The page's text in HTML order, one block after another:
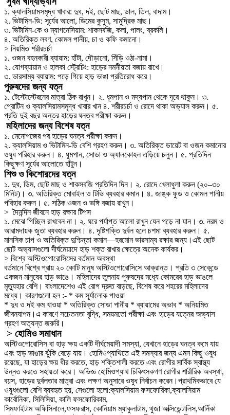
১. ক্যালসিয়ামসমৃদ্ধ খাবার: দুধ, দই, ছোট মাছ, ডাল, তিল, বাদাম।
২. ভিটামিন-ডি: সূর্যের আলো, ডিমের কুসুম, সামুদ্রিক মাছ।
৩. ভিটামিন-কে ও ম্যাগনেসিয়াম: শাকসবজি, কলা, পালং, ব্রকলি।
৪. অতিরিক্ত লবণ, কোমল পানীয়, চা ও কফি কমানো।
> নিয়মিত শরীরচর্চা
১. ওজন বহনকারী ব্যায়াম: হাঁটা, দৌড়ানো, সিঁড়ি ওঠা-নামা।
২. যোগব্যায়াম ও হালকা স্ট্রেচিং: হাড়ের নমনীয়তা বজায় রাখে।
৩. ভারসাম্য ব্যায়াম: পড়ে গিয়ে হাড় ভাঙা প্রতিরোধ করে।
পুরুষদের জন্য যত্ন
১. টেস্টোস্টেরনের মাত্রা ঠিক রাখুন। ২. ধূমপান ও মদ্যপান থেকে দূরে থাকুন। ৩.
প্রোটিন ও ক্যালসিয়ামসমৃদ্ধ খাবার খান ৪. শরীরচর্চা ও রোদে থাকা অভ্যাস করুন। ৫.
প্রতি দুই বছর অন্তর হাড়ের ঘনত্ব পরীক্ষা করুন।
মহিলাদের জন্য বিশেষ যত্ন
১. মেনোপজের পর হাড়ের ঘনত্ব পরীক্ষা করুন।
২. ক্যালসিয়াম ও ভিটামিন-ডি বেশি গ্রহণ করুন। ৩. অতিরিক্ত ডায়েট বা ওজন কমানোর
ওষুধ পরিহার করুন। ৪. ধূমপান, সোডা ও অ্যালকোহল এড়িয়ে চলুন। ৫. প্রতিদিন
কিছুক্ষণ সূর্যের আলোতে হাঁটুন।
শিশু ও কিশোরদের যত্ন
১. দুধ, ডিম, ছোট মাছ ও শাকসবজি প্রতিদিন দিন। ২. রোদে খেলাধুলা করুন (২০–৩০
মিনিট)। ৩. অতিরিক্ত মোবাইল ও টিভি ব্যবহার কমান। ৪. জাঙ্ক ফুড ও কোমল পানীয়
পরিহার করুন। ৫. সঠিক ওজন ও ভঙ্গি বজায় রাখুন।
> দৈনন্দিন জীবনে হাড় রক্ষার টিপস
১. মেঝে পিচ্ছিল রাখবেন না। ২. ঘরে পর্যাপ্ত আলো রাখুন যেন পড়ে না যান। ৩. নরম ও
আরামদায়ক জুতা ব্যবহার করুন। ৪. দৃষ্টিশক্তি দুর্বল হলে চশমা ব্যবহার করুন। ৫.
মানসিক চাপ ও অতিরিক্ত দুশ্চিন্তা কমান—হরমোন ভারসাম্য রক্ষার জন্য।এই ছোট
ছোট অভ্যাসগুলো দীর্ঘমেয়াদে হাড় শক্ত রাখার ক্ষেত্রে অনেক কার্যকর।
> বিশ্বে অস্টিওপোরোসিসের বর্তমান অবস্থা
বর্তমানে বিশ্বে প্রায় ২০ কোটি মানুষ অস্টিওপোরোসিসে আক্রান্ত। প্রতি ৩ সেকেন্ডে
একজন মানুষের হাড় ভাঙে। মহিলাদের তুলনায় পুরুষদের মধ্যে কোমরের হাড় ভাঙলে
মৃত্যুহার বেশি। বাংলাদেশেও এই রোগ দ্রুত বাড়ছে, বিশেষ করে শহরের মহিলাদের
মধ্যে। কারণগুলো হল :- * কম সূর্যালোক পাওয়া
* দুধ ও দই কম খাওয়া * অতিরিক্ত সোডা পানীয় * ব্যায়ামের অভাব * অনিয়মিত
জীবনযাপন।এ কারণে সচেতনতা বৃদ্ধি, সময়মতো পরীক্ষা এবং হাড়ের যত্নের অভ্যাস
গ্রহণ অত্যন্ত জরুরি।
> হোমিও সমাধান
অস্টিওপোরোসিস বা হাড় ক্ষয় একটি দীর্ঘমেয়াদী সমস্যা, যেখানে হাড়ের ঘনত্ব কমে যায়
এবং হাড় ভাঙার ঝুঁকি বেড়ে যায়। হোমিওপ্যাথিতে এই সমস্যার জন্য এমন কিছু ওষুধ
রয়েছে, যা হাড়ের ক্ষয় ধীর করতে, হাড় শক্তিশালী করতে এবং রোগীর সার্বিক স্বাস্থ্য
উন্নত করতে সহায়তা করে। অভিজ্ঞ হোমিওপ্যাথ চিকিৎসকগণ রোগীর শারীরিক অবস্থা,
বয়স, হাড়ের দুর্বলতার মাত্রা এবং লক্ষণ অনুসারে ওষুধ নির্বাচন করেন।প্রাথমিকভাবে যে
ওষুধগুলো বেশি ব্যবহৃত হয়, সেগুলো হলো:ক্যালসিয়াম ফসফোরিকা,ক্যালসিয়াম
কার্বোনিকা, সিলিসিয়া, কালি ফসফোরিকাম,
সিমফাইটাম অফিসিনালে,ফসফরাস, কোনিয়াম ম্যাকুলাটাম, থুজা অক্সিডেন্টালিস,আর্নিকা